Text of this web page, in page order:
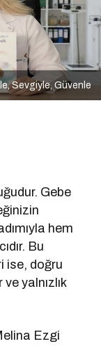
Sevgiyle, Güvenle
Gebe
hem
Bu
ise, doğru
yalnızlık
Ezgi